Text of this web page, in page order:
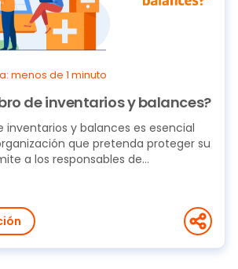
menos de 1 minuto
de inventarios y balances?
inventarios y balances es esencial
que pretenda proteger su
a los responsables de...